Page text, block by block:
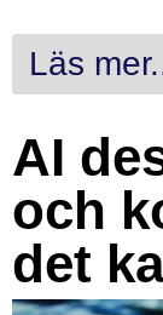
Läs
AI
och
det